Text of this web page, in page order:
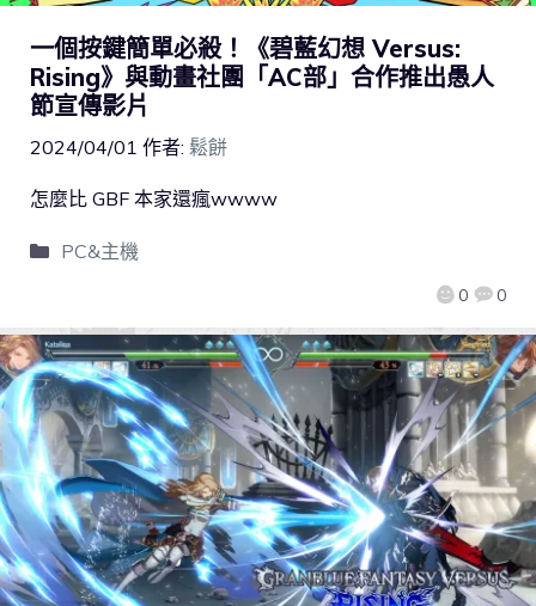
一個按鍵簡單必殺！《碧藍幻想 Versus:
Rising》與動畫社團「AC部」合作推出愚人
節宣傳影片
2024/04/01 作者: 鬆餅
0 0
怎麼比 GBF 本家還瘋wwww
PC&主機